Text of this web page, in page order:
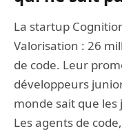
La startup
Valorisation : 26
de code. Leur
développeurs
monde sait que
Les agents de